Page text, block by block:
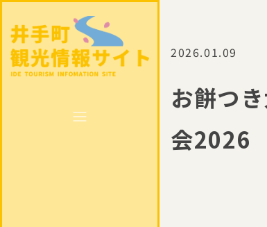
2026.01.09
お餅つ
会2026